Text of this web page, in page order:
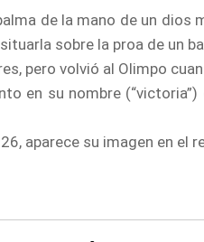
de la mano de un dios
sobre la proa de un
pero volvió al Olimpo
en su nombre
aparece su imagen en el